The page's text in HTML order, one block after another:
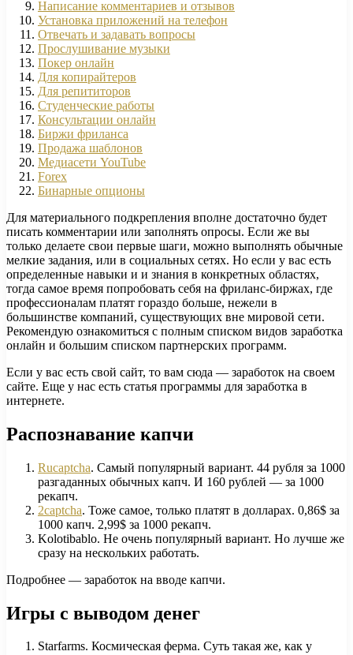
Написание комментариев и отзывов
Установка приложений на телефон
Отвечать и задавать вопросы
Прослушивание музыки
Покер онлайн
Для копирайтеров
Для репититоров
Студенческие работы
Консультации онлайн
Биржи фриланса
Продажа шаблонов
Медиасети YouTube
Forex
Бинарные опционы
Для материального подкрепления вполне достаточно будет
писать комментарии или заполнять опросы. Если же вы
только делаете свои первые шаги, можно выполнять обычные
мелкие задания, или в социальных сетях. Но если у вас есть
определенные навыки и и знания в конкретных областях,
тогда самое время попробовать себя на фриланс-биржах, где
профессионалам платят гораздо больше, нежели в
большинстве компаний, существующих вне мировой сети.
Рекомендую ознакомиться с полным списком видов заработка
онлайн и большим списком партнерских программ.
Если у вас есть свой сайт, то вам сюда — заработок на своем
сайте. Еще у нас есть статья программы для заработка в
интернете.
Распознавание капчи
Rucaptcha. Самый популярный вариант. 44 рубля за 1000
разгаданных обычных капч. И 160 рублей — за 1000
рекапч.
2captcha. Тоже самое, только платят в долларах. 0,86$ за
1000 капч. 2,99$ за 1000 рекапч.
Kolotibablo. Не очень популярный вариант. Но лучше же
сразу на нескольких работать.
Подробнее — заработок на вводе капчи.
Игры с выводом денег
Starfarms. Космическая ферма. Суть такая же, как у